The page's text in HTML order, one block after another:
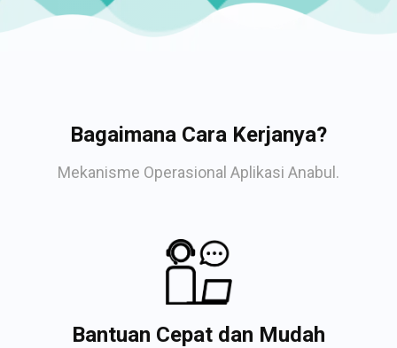
Bagaimana Cara Kerjanya?
Mekanisme Operasional Aplikasi Anabul.
Bantuan Cepat dan Mudah